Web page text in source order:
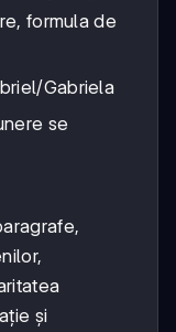
formula de
Gabriela
se
și